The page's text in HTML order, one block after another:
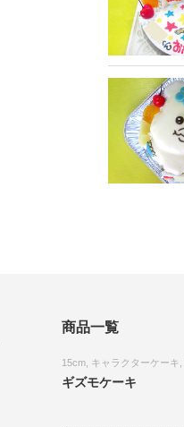
商品一覧
15cm キャラクターケーキ
ギズモケーキ